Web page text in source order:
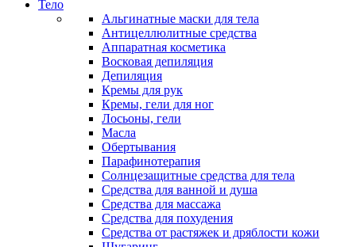
Тело
Альгинатные маски для тела
Антицеллюлитные средства
Аппаратная косметика
Восковая депиляция
Депиляция
Кремы для рук
Кремы, гели для ног
Лосьоны, гели
Масла
Обертывания
Парафинотерапия
Солнцезащитные средства для тела
Средства для ванной и душа
Средства для массажа
Средства для похудения
Средства от растяжек и дряблости кожи